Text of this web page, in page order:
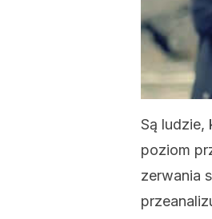
Są ludzie,
poziom
zerwania